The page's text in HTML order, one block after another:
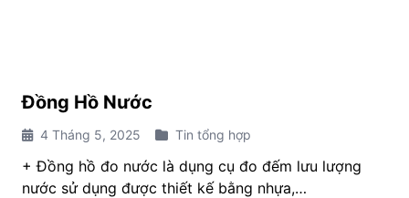
Đồng Hồ Nước
4 Tháng 5, 2025 Tin tổng hợp
+ Đồng hồ đo nước là dụng cụ đo đếm lưu lượng
nước sử dụng được thiết kế bằng nhựa,…